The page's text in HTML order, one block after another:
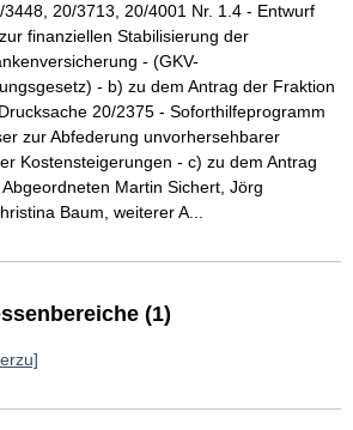
3448, 20/3713, 20/4001 Nr. 1.4 - Entwurf
finanziellen Stabilisierung der
- (GKV-
- b) zu dem Antrag der Fraktion
20/2375 - Soforthilfeprogramm
zur Abfederung unvorhersehbarer
Kostensteigerungen - c) zu dem Antrag
Martin Sichert, Jörg
Baum, weiterer A...
(1)